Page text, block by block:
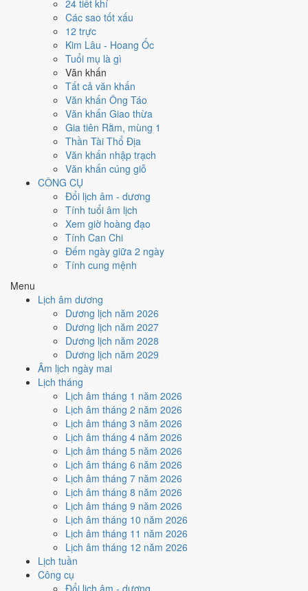
24 tiết khí
Các sao tốt xấu
12 trực
Kim Lâu - Hoang Ốc
Tuổi mụ là gì
Văn khấn
Tất cả văn khấn
Văn khấn Ông Táo
Văn khấn Giao thừa
Gia tiên Rằm, mùng 1
Thần Tài Thổ Địa
Văn khấn nhập trạch
Văn khấn cúng giỗ
CÔNG CỤ
Đổi lịch âm - dương
Tính tuổi âm lịch
Xem giờ hoàng đạo
Tính Can Chi
Đếm ngày giữa 2 ngày
Tính cung mệnh
Menu
Lịch âm dương
Dương lịch năm 2026
Dương lịch năm 2027
Dương lịch năm 2028
Dương lịch năm 2029
Âm lịch ngày mai
Lịch tháng
Lịch âm tháng 1 năm 2026
Lịch âm tháng 2 năm 2026
Lịch âm tháng 3 năm 2026
Lịch âm tháng 4 năm 2026
Lịch âm tháng 5 năm 2026
Lịch âm tháng 6 năm 2026
Lịch âm tháng 7 năm 2026
Lịch âm tháng 8 năm 2026
Lịch âm tháng 9 năm 2026
Lịch âm tháng 10 năm 2026
Lịch âm tháng 11 năm 2026
Lịch âm tháng 12 năm 2026
Lịch tuần
Công cụ
Đổi lịch âm - dương
việc gì?
Ngày 7/8/2026 đạt 2.1/10 trung bình cho 7 việc chính: cao nhất là
trừ - tẩy uế (5/10), thấp nhất là
(ngày phá hoại - đại hung, kỵ trăm sự) và gặp Sao Chu Tước hắc đạo
nên điểm từng việc chênh nhau như bảng dưới.
Cưới hỏi - đính hôn
Xấu
Cưới hỏi - đính hôn hôm nay ở
, nhưng Trực Phá, Ngày Hắc Đạo và Ngày Đại Hung kéo
giảm điểm.
Cách tính ngày tốt
Khai trương - mở cửa hàng
Xấu
Khai trương - mở cửa hàng hôm nay ở
Phá, Ngày Hắc Đạo và Ngày Đại Hung
Cách tính ngày tốt
2/10 Xấu
Ký hợp đồng - giao ước hôm nay ở
Phá, Ngày Hắc Đạo và Ngày Đại Hung
Cách tính ngày tốt
Động thổ - khởi công
2 /10Xấu
Động thổ - khởi công hôm nay ở
Ngày Hắc Đạo và Ngày Đại Hunggây bất lợi.
Cách tính ngày tốt
Nhập trạch - vào nhà mới
Xấu
Nhập trạch - vào nhà mới hôm nay ở
Phá, Ngày Hắc Đạo và Ngày Đại Hung
Cách tính ngày tốt
Mua xe - tậu xe
Xấu
Mua xe - tậu xe hôm nay ởmức xấu (2/10)
Hắc Đạo và Ngày Đại Hunggây bất lợi.
Cách tính ngày tốt
✈️
Xuất hành - đi xa